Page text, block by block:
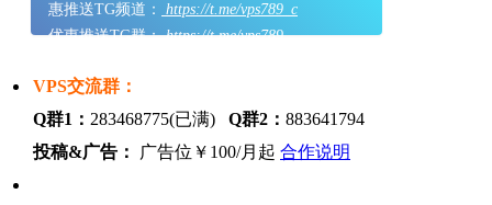
惠推送TG频道：
https://t.me/vps789_c
优惠推送TG群：https://t.me/vps789
VPS交流群：
Q群1： 283468775(已满) Q群2： 883641794
投稿&广告：
广告位￥100/月起 合作说明